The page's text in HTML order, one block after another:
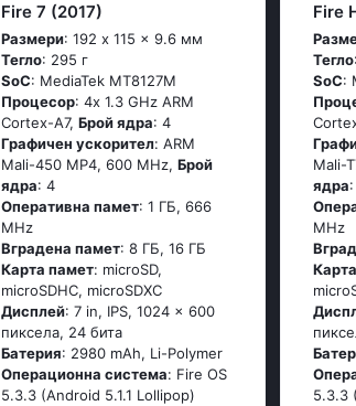
Fire 7 (2017)
Размери: 192 x 115 x 9.6 мм
Тегло: 295 г
SoC: MediaTek MT8127M
Процесор: 4x 1.3 GHz ARM
Cortex-A7, Брой ядра: 4
Графичен ускорител: ARM
Mali-450 MP4, 600 MHz, Брой
ядра: 4
Оперативна памет: 1 ГБ, 666
MHz
Вградена памет: 8 ГБ, 16 ГБ
Карта памет: microSD,
microSDHC, microSDXC
Дисплей: 7 in, IPS, 1024 x 600
пиксела, 24 бита
Батерия: 2980 mAh, Li-Polymer
Операционна система: Fire OS
5.3.3 (Android 5.1.1 Lollipop)
Fire
Тегло
SoC:
Mali-
ядра
MHz
5.3.3